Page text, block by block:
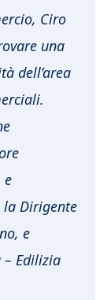
Ciro
una
dell’area
e
la Dirigente
e
Edilizia